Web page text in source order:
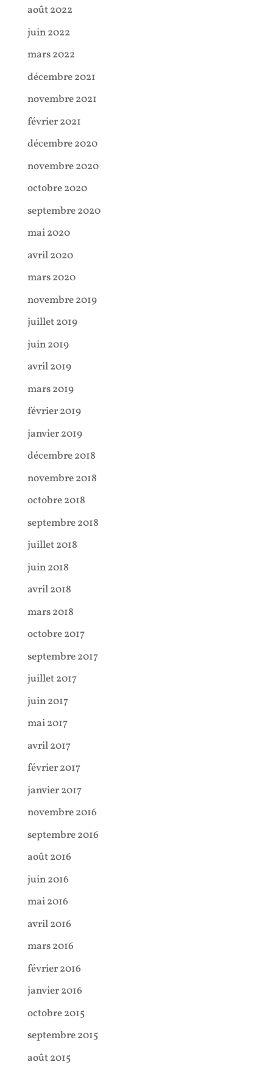
août 2022
juin 2022
mars 2022
décembre 2021
novembre 2021
février 2021
décembre 2020
novembre 2020
octobre 2020
septembre 2020
mai 2020
avril 2020
mars 2020
novembre 2019
juillet 2019
juin 2019
avril 2019
mars 2019
février 2019
janvier 2019
décembre 2018
novembre 2018
octobre 2018
septembre 2018
juillet 2018
juin 2018
avril 2018
mars 2018
octobre 2017
septembre 2017
juillet 2017
juin 2017
mai 2017
avril 2017
février 2017
janvier 2017
novembre 2016
septembre 2016
août 2016
juin 2016
mai 2016
avril 2016
mars 2016
février 2016
janvier 2016
octobre 2015
septembre 2015
août 2015